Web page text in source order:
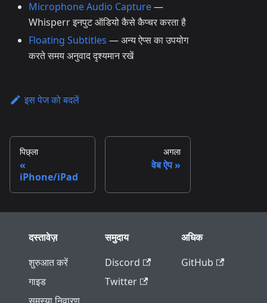
Microphone Audio Capture—
Whisperr इनपुट ऑडियो कैसे कैप्चर करता है
Floating Subtitles — अन्य ऐप्स का उपयोग
करते समय अनुवाद दृश्यमान रखें
इस पेज को बदलें
पिछ्ला
iPhone/iPad
अगला
वेब ऐप
दस्तावेज़
शुरुआत करें
गाइड
समुदाय
Discord
Twitter
अधिक
GitHub